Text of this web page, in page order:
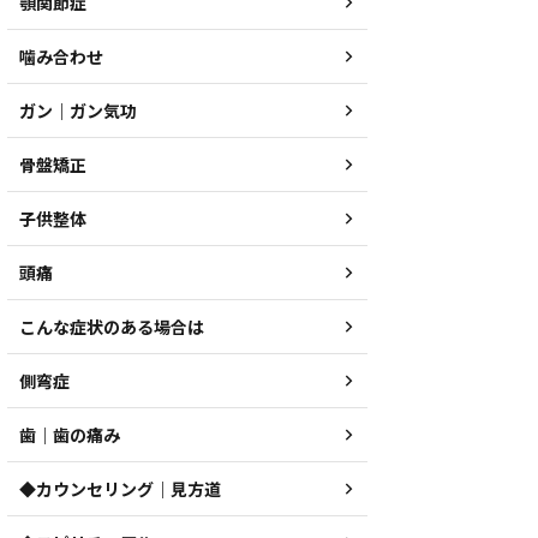
噛み合わせ
ガン｜ガン気功
骨盤矯正
子供整体
頭痛
こんな症状のある場合は
側弯症
歯｜歯の痛み
◆カウンセリング｜見方道